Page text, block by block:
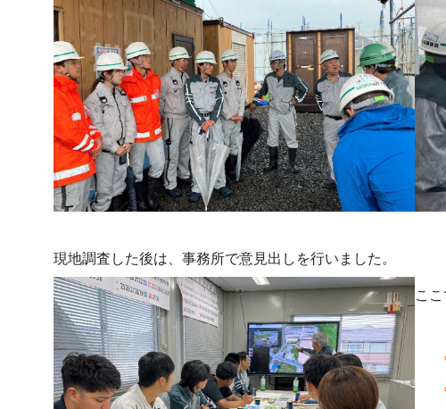
現地調査した後は、事務所で意見出しを行いました。
ここ